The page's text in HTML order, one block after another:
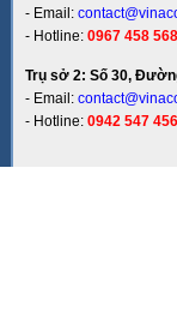
- Email:
- Hotline: 0967 458
Trụ sở 2: Số 30,
- Email:
- Hotline: 0942 547